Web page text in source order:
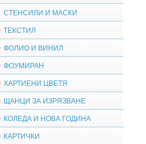
СТЕНСИЛИ И МАСКИ
ТЕКСТИЛ
ФОЛИО И ВИНИЛ
ФОУМИРАН
ХАРТИЕНИ ЦВЕТЯ
ЩАНЦИ ЗА ИЗРЯЗВАНЕ
КОЛЕДА И НОВА ГОДИНА
КАРТИЧКИ